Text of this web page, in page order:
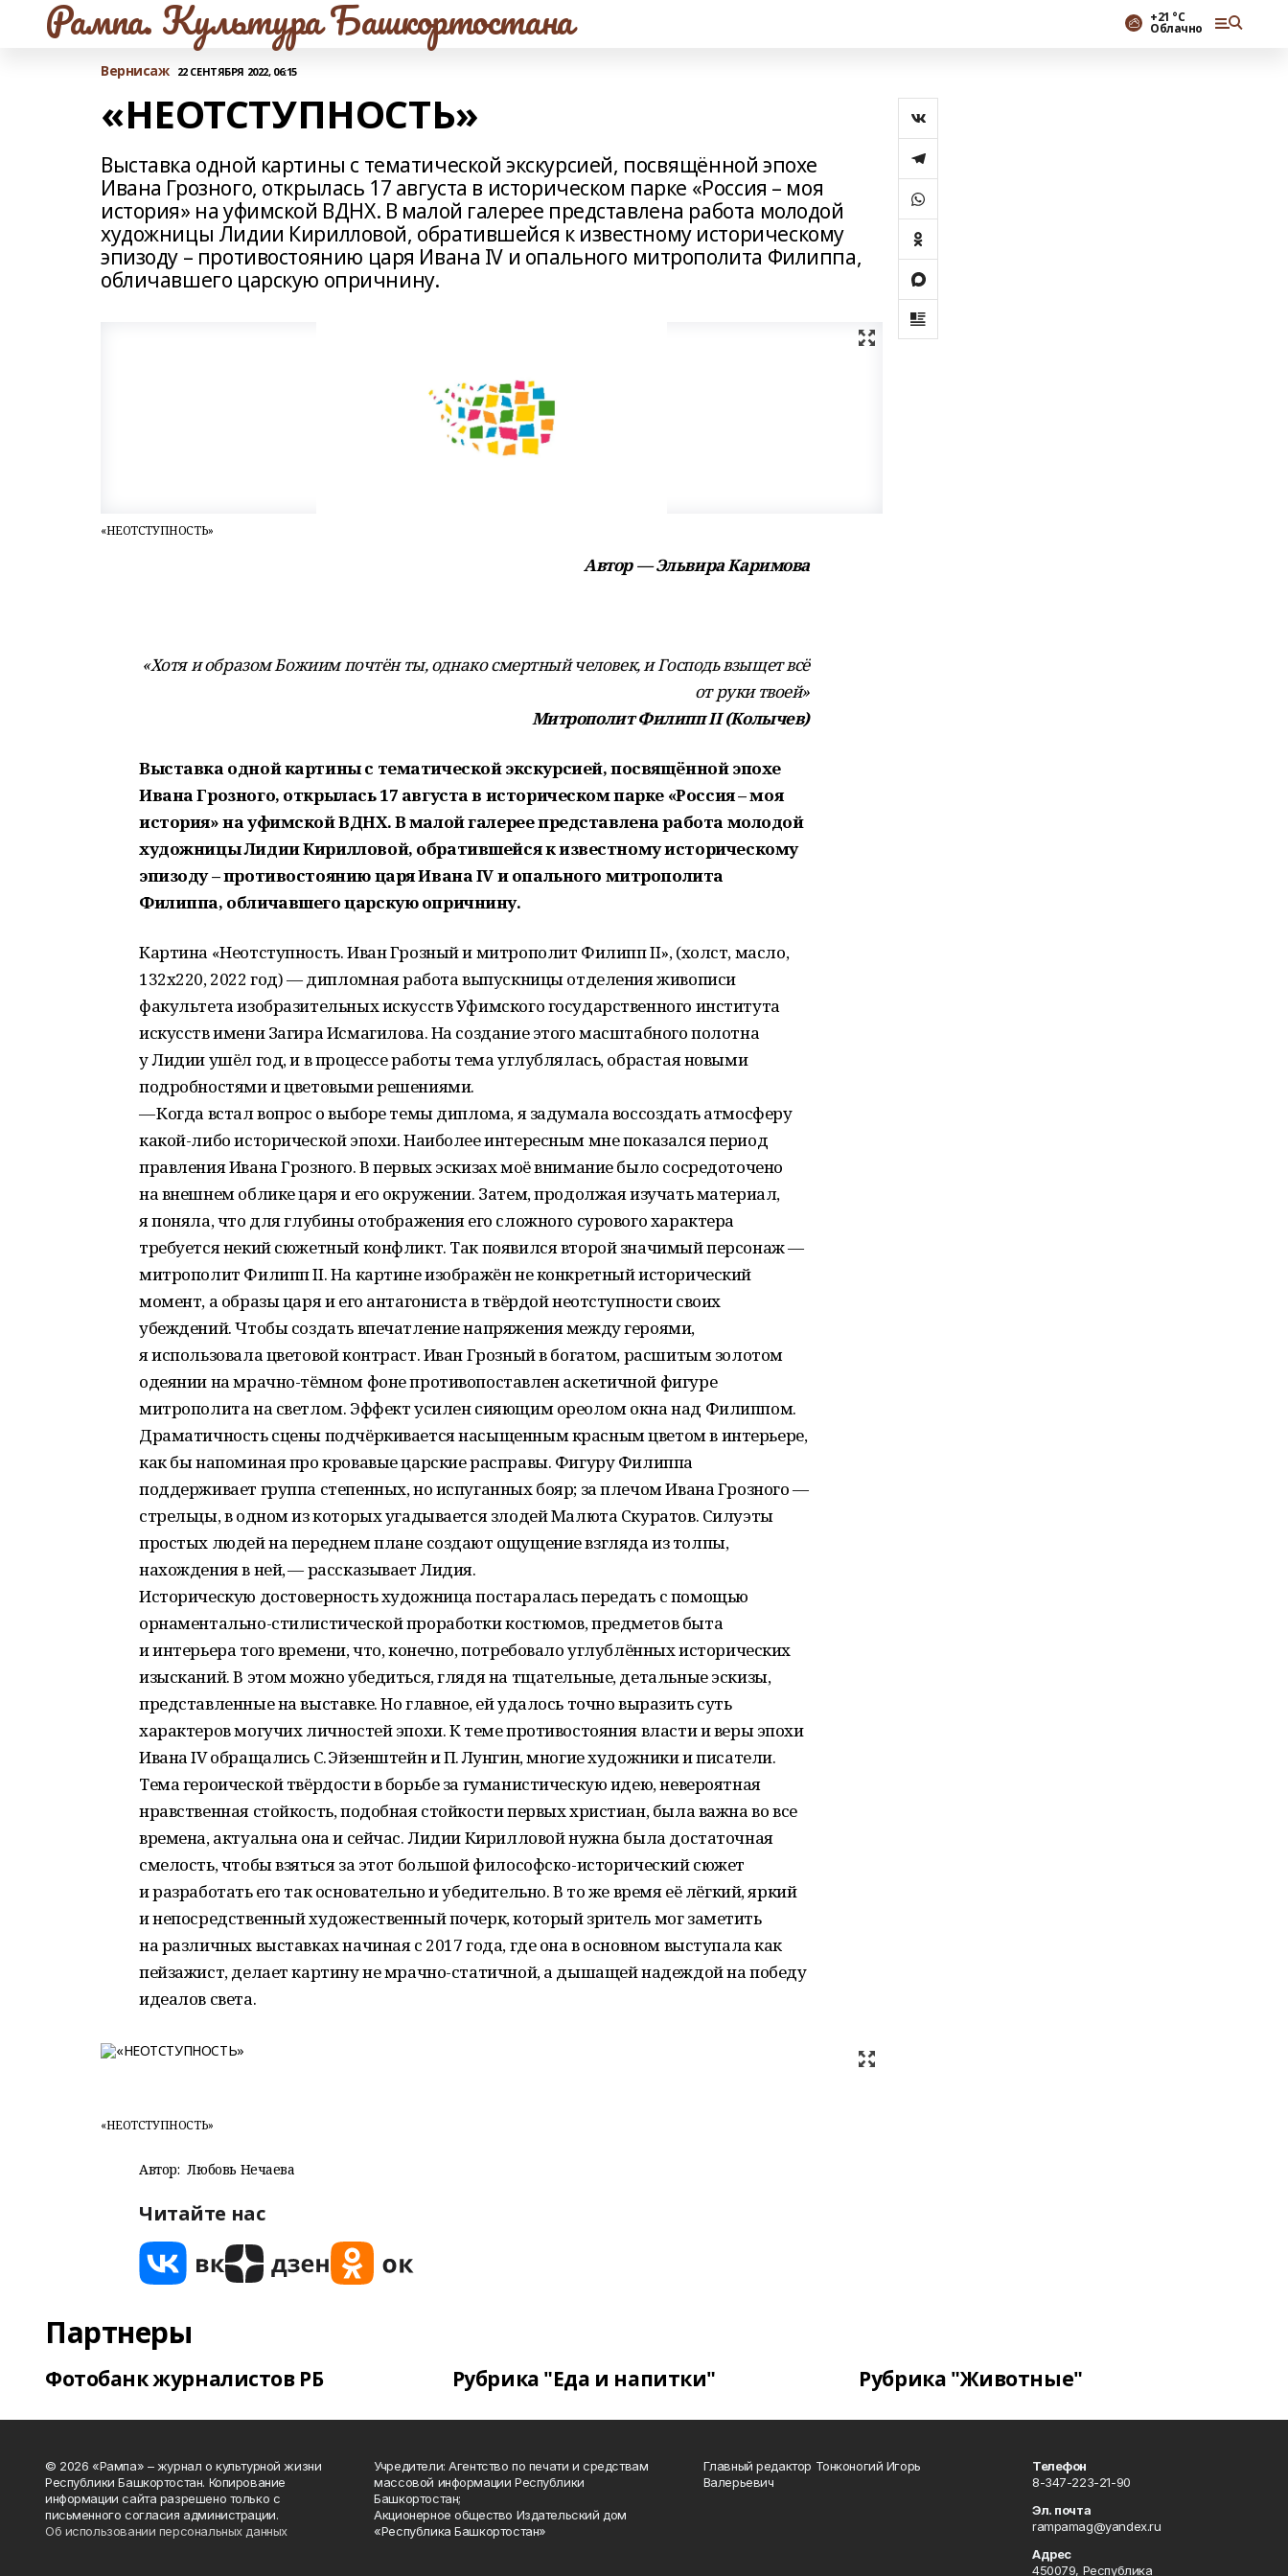
Рампа. Культура Башкортостана +21 °С
Облачно
Вернисаж 22 СЕНТЯБРЯ 2022, 06:15
«НЕОТСТУПНОСТЬ»
Выставка одной картины с тематической экскурсией, посвящённой эпохе
Ивана Грозного, открылась 17 августа в историческом парке «Россия – моя
история» на уфимской ВДНХ. В малой галерее представлена работа молодой
художницы Лидии Кирилловой, обратившейся к известному историческому
эпизоду – противостоянию царя Ивана IV и опального митрополита Филиппа,
обличавшего царскую опричнину.
«НЕОТСТУПНОСТЬ»
Автор — Эльвира Каримова
«Хотя и образом Божиим почтён ты, однако смертный человек, и Господь взыщет всё
от руки твоей»
Митрополит Филипп II (Колычев)
Выставка одной картины с тематической экскурсией, посвящённой эпохе
Ивана Грозного, открылась 17 августа в историческом парке «Россия – моя
история» на уфимской ВДНХ. В малой галерее представлена работа молодой
художницы Лидии Кирилловой, обратившейся к известному историческому
эпизоду – противостоянию царя Ивана IV и опального митрополита
Филиппа, обличавшего царскую опричнину.
Картина «Неотступность. Иван Грозный и митрополит Филипп II», (холст, масло,
132х220, 2022 год) — дипломная работа выпускницы отделения живописи
факультета изобразительных искусств Уфимского государственного института
искусств имени Загира Исмагилова. На создание этого масштабного полотна
у Лидии ушёл год, и в процессе работы тема углублялась, обрастая новыми
подробностями и цветовыми решениями.
— Когда встал вопрос о выборе темы диплома, я задумала воссоздать атмосферу
какой-либо исторической эпохи. Наиболее интересным мне показался период
правления Ивана Грозного. В первых эскизах моё внимание было сосредоточено
на внешнем облике царя и его окружении. Затем, продолжая изучать материал,
я поняла, что для глубины отображения его сложного сурового характера
требуется некий сюжетный конфликт. Так появился второй значимый персонаж —
митрополит Филипп II. На картине изображён не конкретный исторический
момент, а образы царя и его антагониста в твёрдой неотступности своих
убеждений. Чтобы создать впечатление напряжения между героями,
я использовала цветовой контраст. Иван Грозный в богатом, расшитым золотом
одеянии на мрачно-тёмном фоне противопоставлен аскетичной фигуре
митрополита на светлом. Эффект усилен сияющим ореолом окна над Филиппом.
Драматичность сцены подчёркивается насыщенным красным цветом в интерьере,
как бы напоминая про кровавые царские расправы. Фигуру Филиппа
поддерживает группа степенных, но испуганных бояр; за плечом Ивана Грозного —
стрельцы, в одном из которых угадывается злодей Малюта Скуратов. Силуэты
простых людей на переднем плане создают ощущение взгляда из толпы,
нахождения в ней, — рассказывает Лидия.
Историческую достоверность художница постаралась передать с помощью
орнаментально-стилистической проработки костюмов, предметов быта
и интерьера того времени, что, конечно, потребовало углублённых исторических
изысканий. В этом можно убедиться, глядя на тщательные, детальные эскизы,
представленные на выставке. Но главное, ей удалось точно выразить суть
характеров могучих личностей эпохи. К теме противостояния власти и веры эпохи
Ивана IV обращались С. Эйзенштейн и П. Лунгин, многие художники и писатели.
Тема героической твёрдости в борьбе за гуманистическую идею, невероятная
нравственная стойкость, подобная стойкости первых христиан, была важна во все
времена, актуальна она и сейчас. Лидии Кирилловой нужна была достаточная
смелость, чтобы взяться за этот большой философско-исторический сюжет
и разработать его так основательно и убедительно. В то же время её лёгкий, яркий
и непосредственный художественный почерк, который зритель мог заметить
на различных выставках начиная с 2017 года, где она в основном выступала как
пейзажист, делает картину не мрачно-статичной, а дышащей надеждой на победу
идеалов света.
«НЕОТСТУПНОСТЬ»
Автор: Любовь Нечаева
Читайте нас
Партнеры
Фотобанк журналистов РБ Рубрика "Еда и напитки" Рубрика "Животные"
© 2026 «Рампа» – журнал о культурной жизни
Республики Башкортостан. Копирование
информации сайта разрешено только с
письменного согласия администрации.
Об использовании персональных данных
Учредители: Агентство по печати и средствам
массовой информации Республики
Башкортостан;
Акционерное общество Издательский дом
«Республика Башкортостан»
Главный редактор Тонконогий Игорь
Валерьевич
Телефон
8-347-223-21-90
Эл. почта
rampamag@yandex.ru
Адрес
450079, Республика